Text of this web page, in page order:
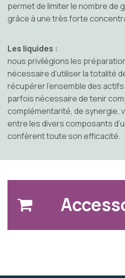
permet de limiter le nombre de
grâce à une très forte
Les liquides :
nous privilégions les
nécessaire d’utiliser la totalité
récupérer l’ensemble des
parfois nécessaire de tenir
complémentarité, de synergie,
entre les divers composants
confèrent toute son efficacité.